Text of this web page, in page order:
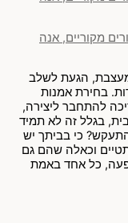
הגעת לשלב
בחירת אמנות
להתחבר ליצירה,
בגלל זה לא תמיד
כי בביתך יש
וכאלה שהם גם
כל אחד באמת